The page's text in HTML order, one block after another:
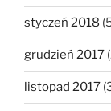
styczeń 2018
grudzień 2017
listopad 2017